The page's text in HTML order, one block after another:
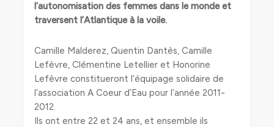
l’autonomisation des femmes dans le monde et
traversent l’Atlantique à la voile.
Camille Malderez, Quentin Dantès, Camille
Lefèvre, Clémentine Letellier et Honorine
Lefèvre constitueront l’équipage solidaire de
l’association A Coeur d’Eau pour l’année 2011-
2012.
Ils ont entre 22 et 24 ans, et ensemble ils